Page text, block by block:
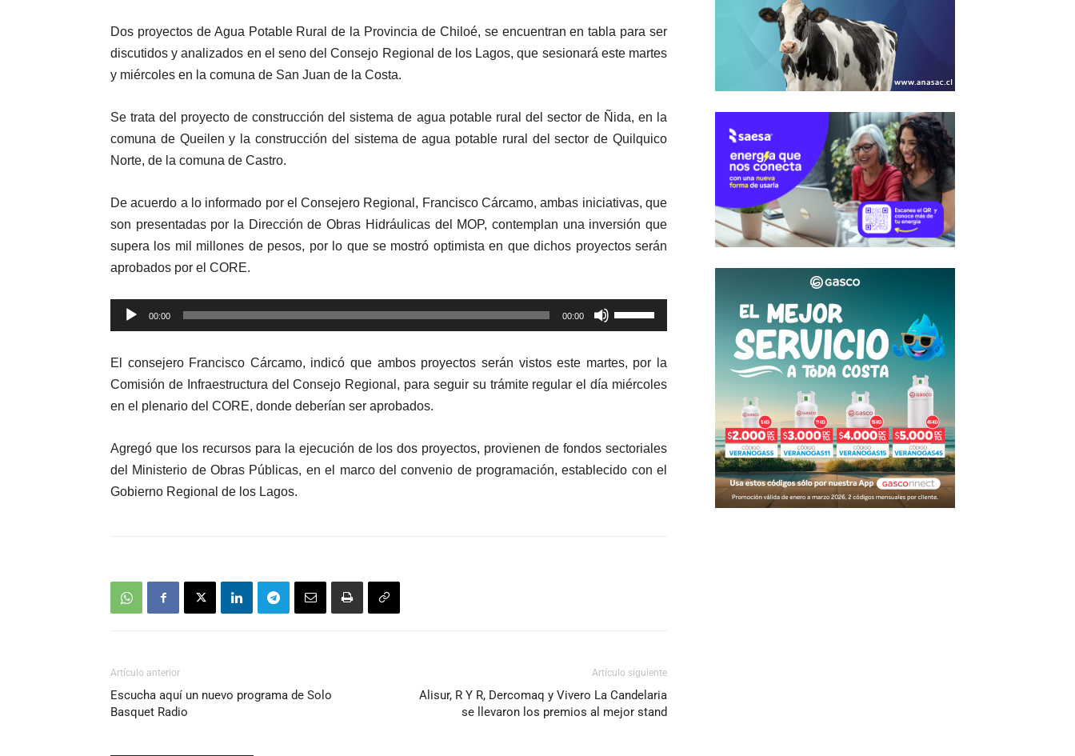
Dos proyectos de Agua Potable Rural de la Provincia de Chiloé, se encuentran en tabla para ser
discutidos y analizados en el seno del Consejo Regional de los Lagos, que sesionará este martes
y miércoles en la comuna de San Juan de la Costa.
Se trata del proyecto de construcción del sistema de agua potable rural del sector de Ñida, en la
comuna de Queilen y la construcción del sistema de agua potable rural del sector de Quilquico
Norte, de la comuna de Castro.
De acuerdo a lo informado por el Consejero Regional, Francisco Cárcamo, ambas iniciativas, que
son presentadas por la Dirección de Obras Hidráulicas del MOP, contemplan una inversión que
supera los mil millones de pesos, por lo que se mostró optimista en que dichos proyectos serán
aprobados por el CORE.
Reproductor
de
00:00 00:00
las
de
flecha
aumentar
o
El consejero Francisco Cárcamo, indicó que ambos proyectos serán vistos este martes, por la
Comisión de Infraestructura del Consejo Regional, para seguir su trámite regular el día miércoles
en el plenario del CORE, donde deberían ser aprobados.
Agregó que los recursos para la ejecución de los dos proyectos, provienen de fondos sectoriales
del Ministerio de Obras Públicas, en el marco del convenio de programación, establecido con el
Gobierno Regional de los Lagos.
Artículo anterior
Escucha aquí un nuevo programa de Solo
Basquet Radio
Artículo siguiente
Alisur, R Y R, Dercomaq y Vivero La Candelaria
se llevaron los premios al mejor stand